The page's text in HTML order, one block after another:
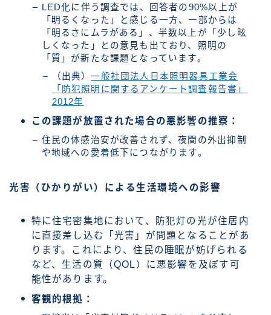
LED化に伴う調査では、回答者の90%以上が
「明るくなった」と感じる一方、一部からは
「明るさにムラがある」、半数以上が「少し眩
しくなった」との意見も出ており、照明の
「質」が新たな課題となっています。
（出典）一般社団法人日本照明器具工業会
「防犯照明に関するアンケート調査報告書」
2012年
この課題が放置された場合の悪影響の推察：
住民の体感治安が改善されず、夜間の外出抑制
や地域への愛着低下につながります。
光害（ひかりがい）による生活環境への影響
特に住宅密集地において、防犯灯の光が住居内
に直接差し込む「光害」が問題となることがあ
ります。これにより、住民の睡眠が妨げられる
など、生活の質（QOL）に悪影響を及ぼす可
能性があります。
客観的根拠：